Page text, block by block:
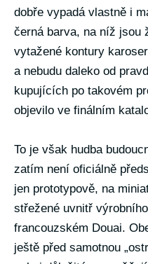
dobře vypadá vlastně i
černá barva, na níž jsou
vytažené kontury
a nebudu daleko od
kupujících po takovém
objevilo ve finálním
To je však hudba
zatím není oficiálně
jen prototypově, na
střežené uvnitř
francouzském Douai.
ještě před samotnou